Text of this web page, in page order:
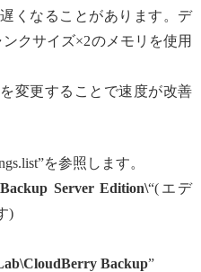
くなることがあります。デ
クサイズ×2のメモリを使用
変更することで速度が改善
を参照します。
Server Edition\“(エデ
)
Backup”